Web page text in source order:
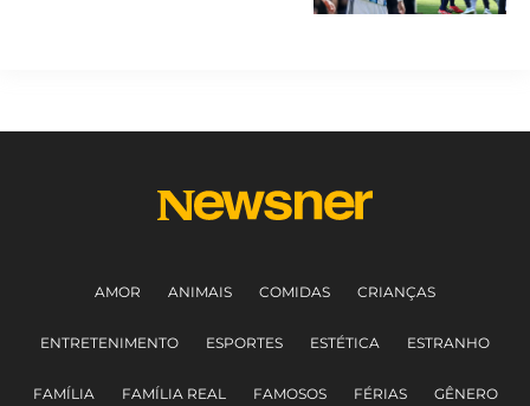
AMOR ANIMAIS COMIDAS CRIANÇAS
ENTRETENIMENTO ESPORTES ESTÉTICA ESTRANHO
FAMÍLIA FAMÍLIA REAL FAMOSOS FÉRIAS GÊNERO